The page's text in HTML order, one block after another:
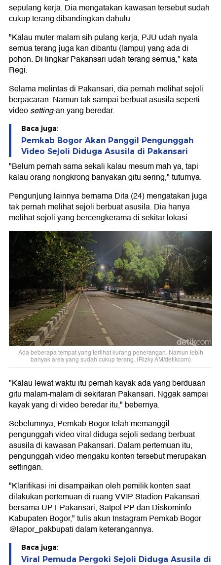
sepulang kerja. Dia mengatakan kawasan tersebut sudah
cukup terang dibandingkan dahulu.
"Kalau muter malam sih pulang kerja, PJU udah nyala
semua terang juga kan dibantu (lampu) yang ada di
pohon. Di lingkar Pakansari udah terang semua," kata
Regi.
Selama melintas di Pakansari, dia pernah melihat sejoli
berpacaran. Namun tak sampai berbuat asusila seperti
videosetting-an yang beredar.
Baca juga:
Pemkab Bogor Akan Panggil Pengunggah
Video Sejoli Diduga Asusila di Pakansari
"Belum pernah sama sekali kalau mesum mah ya, tapi
kalau orang nongkrong banyakan gitu sering," tuturnya.
Pengunjung lainnya bernama Dita (24) mengatakan juga
tak pernah melihat sejoli berbuat asusila. Dia hanya
melihat sejoli yang bercengkerama di sekitar lokasi.
Ada beberapa tempat yang terlihat kurang penerangan. Namun lebih
banyak area yang sudah cukup terang. (Rizky AM/detikcom)
"Kalau lewat waktu itu pernah kayak ada yang berduaan
gitu malam-malam di sekitaran Pakansari. Nggak sampai
kayak yang di video beredar itu," bebernya.
Sebelumnya, Pemkab Bogor telah memanggil
pengunggah video viral diduga sejoli sedang berbuat
asusila di kawasan Pakansari. Dalam pertemuan itu,
pengunggah video mengaku konten tersebut merupakan
settingan.
"Klarifikasi ini disampaikan oleh pemilik konten saat
dilakukan pertemuan di ruang VVIP Stadion Pakansari
bersama UPT Pakansari, Satpol PP dan Diskominfo
Kabupaten Bogor," tulis akun Instagram Pemkab Bogor
@lapor_pakbupati dalam keterangannya.
Baca juga:
Viral Pemuda Pergoki Sejoli Diduga Asusila di